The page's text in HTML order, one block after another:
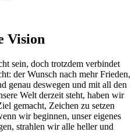
Vision
sein, doch trotzdem verbindet
der Wunsch nach mehr Frieden,
genau deswegen und mit all den
Welt derzeit steht, haben wir
gemacht, Zeichen zu setzen
wir beginnen, unser eigenes
strahlen wir alle heller und